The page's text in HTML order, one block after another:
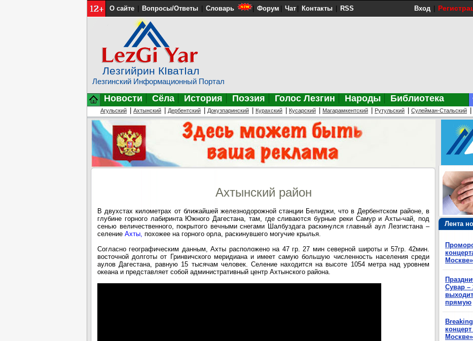
О сайте Вопросы/Ответы Словарь Форум Чат Контакты RSS Вход
Лезгийрин КIватIал
Лезгинский Информационный Портал
Новости Сёла История Поэзия Голос Лезгин Народы Библиотека
Агульский Ахтынский Дербентский Докузпаринский Курахский Кусарский Магарамкентский Рутульский Сулейман-Стальский
Ахтынский район
В двухстах километрах от ближайшей железнодорожной станции Белиджи, что в Дербентском районе, в
глубине горного лабиринта Южного Дагестана, там, где сливаются бурные реки Самур и Ахты-чай, под
сенью величественного, покрытого вечными снегами Шалбуздага раскинулся главный аул Лезгистана –
селение Ахты, похожее на горного орла, раскинувшего могучие крылья.
Согласно географическим данным, Ахты расположено на 47 гр. 27 мин северной широты и 57гр. 42мин.
восточной долготы от Гринвичского меридиана и имеет самую большую численность населения среди
аулов Дагестана, равную 15 тысячам человек. Селение находится на высоте 1054 метра над уровнем
океана и представляет собой административный центр Ахтынского района.
Лента
Москве»
Сувар –
прямую